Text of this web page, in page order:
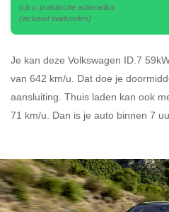
o.b.v. praktische actieradius
(inclusief laadverlies)
Je kan deze Volkswagen ID.7
van 642 km/u. Dat doe je
aansluiting. Thuis laden kan ook
71 km/u. Dan is je auto binnen 7